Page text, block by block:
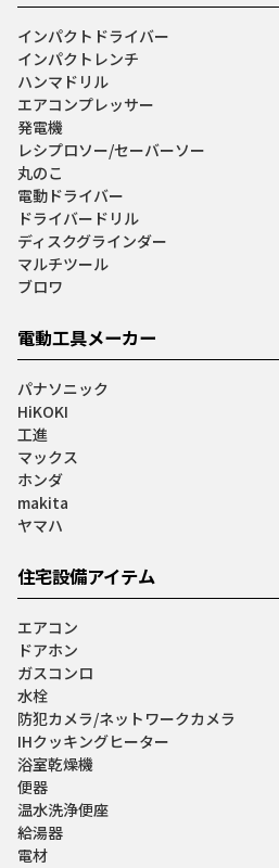
インパクトドライバー
インパクトレンチ
ハンマドリル
エアコンプレッサー
発電機
レシプロソー/セーバーソー
丸のこ
電動ドライバー
ドライバードリル
ディスクグラインダー
マルチツール
ブロワ
電動工具メーカー
パナソニック
HiKOKI
工進
マックス
ホンダ
makita
ヤマハ
住宅設備アイテム
エアコン
ドアホン
ガスコンロ
水栓
防犯カメラ/ネットワークカメラ
IHクッキングヒーター
浴室乾燥機
便器
温水洗浄便座
給湯器
電材